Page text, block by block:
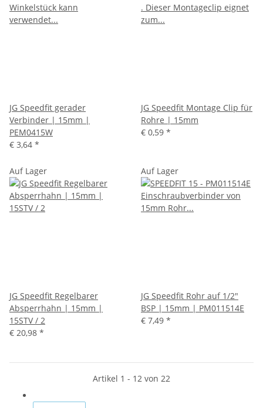
JG Speedfit gerader
Verbinder | 15mm |
PEM0415W
€ 3,64 *
JG Speedfit Montage Clip für
Rohre | 15mm
€ 0,59 *
Auf Lager
JG Speedfit Regelbarer
Absperrhahn | 15mm |
15STV / 2
€ 20,98 *
Auf Lager
JG Speedfit Rohr auf 1/2"
BSP | 15mm | PM011514E
€ 7,49 *
Artikel 1 - 12 von 22